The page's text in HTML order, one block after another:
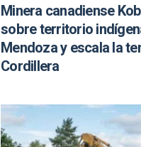
Minera canadiense
sobre territorio
Mendoza y escala la
Cordillera